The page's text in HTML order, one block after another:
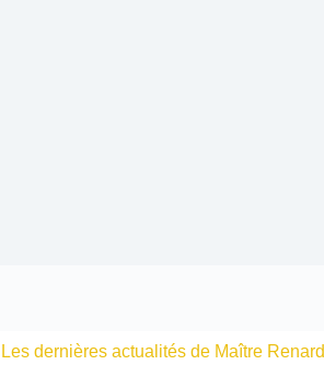
Les dernières actualités de Maître Renard